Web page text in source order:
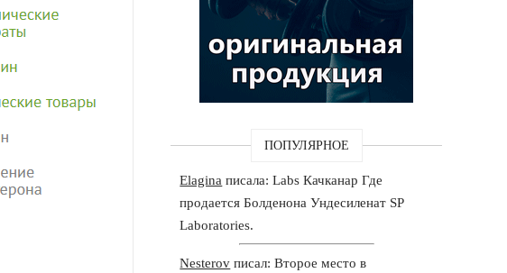
ПОПУЛЯРНОЕ
Elagina писала: Labs Качканар Где
продается Болденона Ундесиленат SP
Laboratories.
Nesterov писал: Второе место в